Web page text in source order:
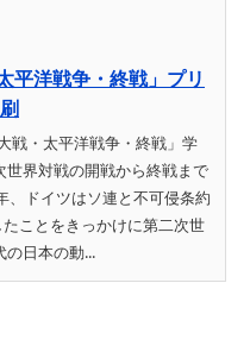
平洋戦争・終戦」プリ
戦・太平洋戦争・終戦」学
界対戦の開戦から終戦まで
、ドイツはソ連と不可侵条約
ことをきっかけに第二次世
の日本の動...